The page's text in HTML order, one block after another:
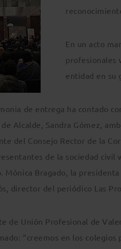
En un acto
profesionales
entidad en su
de entrega ha contado
Alcalde, Sandra Gómez,
del Consejo Rector de la
de la sociedad civil
Mónica Bragado, la
director del periódico Las
de Unión Profesional de
“creemos en los